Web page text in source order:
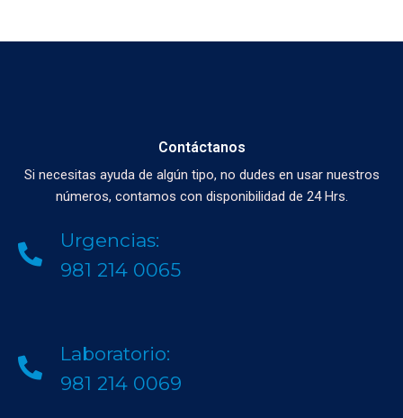
Contáctanos
Si necesitas ayuda de algún tipo, no dudes en usar nuestros
números, contamos con disponibilidad de 24 Hrs.
Urgencias:
981 214 0065
Laboratorio:
981 214 0069